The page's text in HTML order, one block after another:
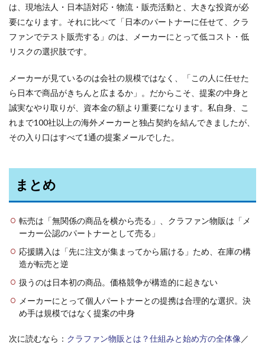
は、現地法人・日本語対応・物流・販売活動と、大きな投資が必
要になります。それに比べて「日本のパートナーに任せて、クラ
ファンでテスト販売する」のは、メーカーにとって低コスト・低
リスクの選択肢です。
メーカーが見ているのは会社の規模ではなく、「この人に任せた
ら日本で商品がきちんと広まるか」。だからこそ、提案の中身と
誠実なやり取りが、資本金の額より重要になります。私自身、こ
れまで100社以上の海外メーカーと独占契約を結んできましたが、
その入り口はすべて1通の提案メールでした。
まとめ
転売は「無関係の商品を横から売る」、クラファン物販は「メ
ーカー公認のパートナーとして売る」
応援購入は「先に注文が集まってから届ける」ため、在庫の構
造が転売と逆
扱うのは日本初の商品。価格競争が構造的に起きない
メーカーにとって個人パートナーとの提携は合理的な選択。決
め手は規模ではなく提案の中身
次に読むなら： クラファン物販とは？仕組みと始め方の全体像 ／